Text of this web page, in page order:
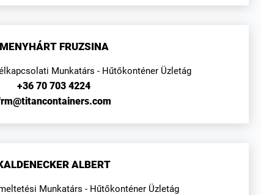
MENYHÁRT FRUZSINA
Munkatárs - Hűtőkonténer Üzletág
+36 70 703 4224
ALBERT
Munkatárs - Hűtőkonténer Üzletág